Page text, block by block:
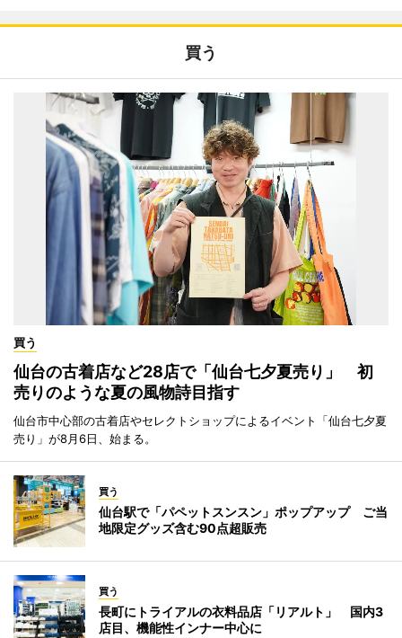
買う
買う
仙台の古着店など28店で「仙台七夕夏売り」 初
売りのような夏の風物詩目指す
仙台市中心部の古着店やセレクトショップによるイベント「仙台七夕夏
売り」が8月6日、始まる。
買う
仙台駅で「パペットスンスン」ポップアップ ご当
地限定グッズ含む90点超販売
買う
長町にトライアルの衣料品店「リアルト」 国内3
店目、機能性インナー中心に